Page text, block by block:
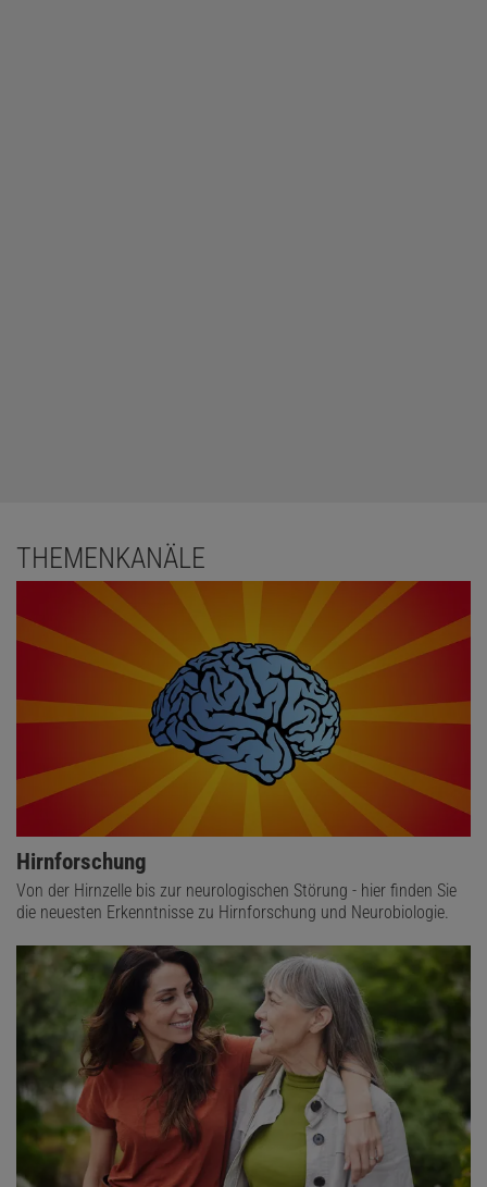
THEMENKANÄLE
Hirnforschung
Von der Hirnzelle bis zur neurologischen Störung - hier finden Sie
die neuesten Erkenntnisse zu Hirnforschung und Neurobiologie.